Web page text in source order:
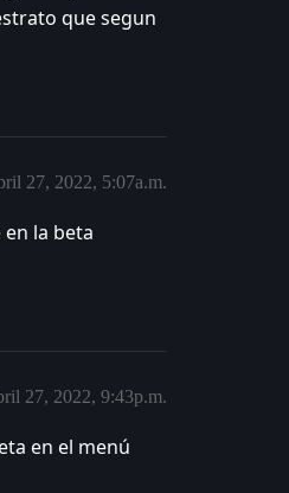
que segun
27, 2022, 5:07a.m.
la beta
27, 2022, 9:43p.m.
en el menú